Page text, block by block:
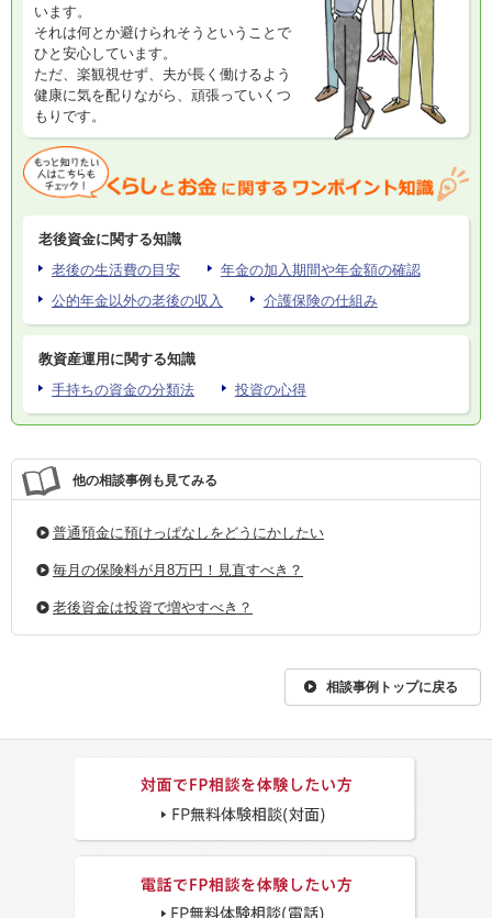
います。
それは何とか避けられそうということで
ひと安心しています。
ただ、楽観視せず、夫が長く働けるよう
健康に気を配りながら、頑張っていくつ
もりです。
老後資金に関する知識
老後の生活費の目安
年金の加入期間や年金額の確認
公的年金以外の老後の収入
介護保険の仕組み
教資産運用に関する知識
手持ちの資金の分類法
投資の心得
他の相談事例も見てみる
普通預金に預けっぱなしをどうにかしたい
毎月の保険料が月8万円！見直すべき？
老後資金は投資で増やすべき？
相談事例トップに戻る